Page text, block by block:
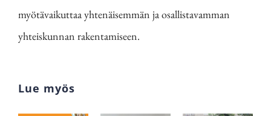
myötävaikuttaa yhtenäisemmän ja osallistavamman
yhteiskunnan rakentamiseen.
Lue myös